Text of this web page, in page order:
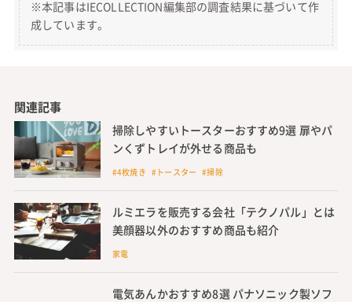
※本記事はIECOLLECTION編集部の調査結果に基づいて作
成しています。
関連記事
掃除しやすいトースターおすすめ9選 扉やパ
ンくずトレイが外せる商品も
#4枚焼き #トースター #掃除
ルミエラを販売する会社「テクノパル」とは
美顔器以外のおすすめ商品も紹介
家電
電気あんかおすすめ8選 パナソニック製ソフ